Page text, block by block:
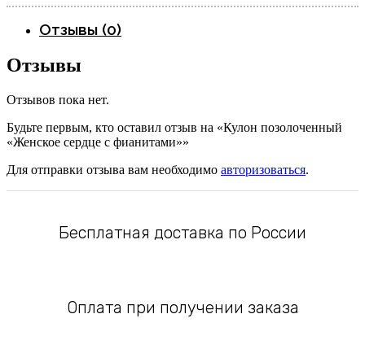
Отзывы (0)
Отзывы
Отзывов пока нет.
Будьте первым, кто оставил отзыв на «Кулон позолоченный
«Женское сердце с фианитами»»
Для отправки отзыва вам необходимо авторизоваться.
Бесплатная доставка по России
Оплата при получении заказа